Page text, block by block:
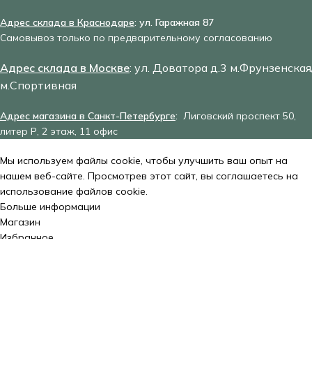
Адрес склада в Краснодаре: ул. Гаражная 87
Самовывоз только по предварительному согласованию
Адрес склада в Москве: ул. Доватора д.3
м.Спортивная
Адрес магазина в Санкт-Петербурге: Лиговский проспект 50,
литер Р, 2 этаж, 11 офис
Мы используем файлы cookie, чтобы улучшить ваш опыт на
нашем веб-сайте. Просмотрев этот сайт, вы соглашаетесь на
использование файлов cookie.
Больше информации
Магазин
Избранное